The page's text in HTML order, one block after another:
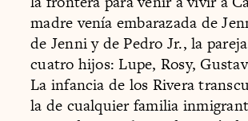
madre venía embarazada de
de Jenni y de Pedro Jr., la
cuatro hijos: Lupe, Rosy,
La infancia de los Rivera
la de cualquier familia